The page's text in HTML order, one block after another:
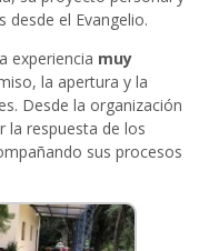
desde el Evangelio.
experiencia muy
la apertura y la
Desde la organización
la respuesta de los
sus procesos